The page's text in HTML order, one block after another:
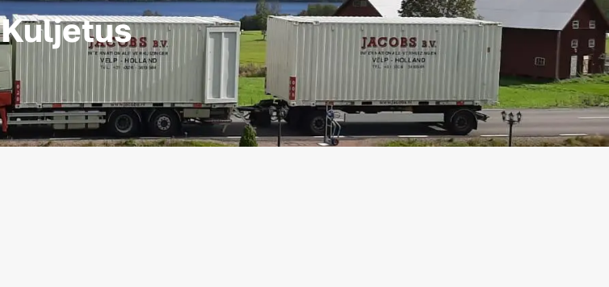
Kuljetus